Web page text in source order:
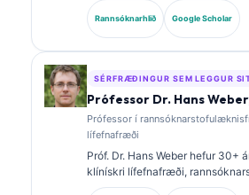
Hún er með sérsviðsvottanir í
hefur birt mikið um lífmerkjasnið
Rannsóknarhlið Google Scholar
SÉRFRÆÐINGUR SEM LEGGUR
Prófessor Dr. Hans
Prófessor í
lífefnafræði
Próf. Dr. Hans Weber hefur 30+
klínískri lífefnafræði,
rannsóknum á lífmerkjum.